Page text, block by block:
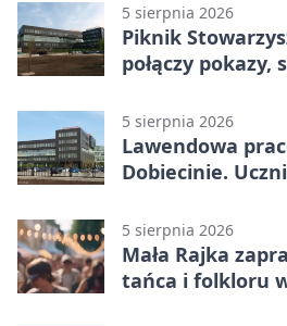
5 sierpnia 2026
Piknik
połączy
5 sierpnia 2026
Lawendowa
Dobiecinie.
5 sierpnia 2026
Mała Rajka
tańca i folkloru